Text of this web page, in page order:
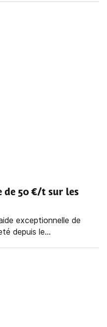
de 50 €/t sur les
exceptionnelle de
depuis le...